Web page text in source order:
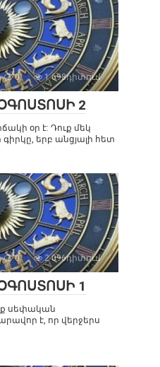
0 1 698դիտում
2
օր է: Դուք մեկ
գիրկը, երբ անցյալի հետ
0 2 096դիտում
1
սեփական
է, որ վերջերս